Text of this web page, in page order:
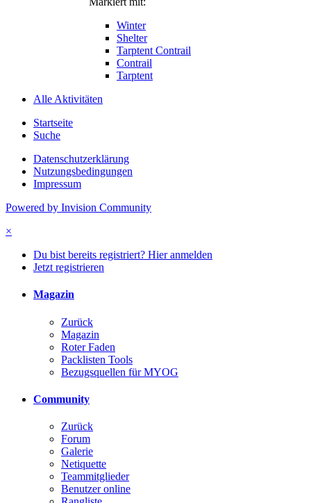
Winter
Shelter
Tarptent Contrail
Contrail
Tarptent
Alle Aktivitäten
Startseite
Suche
Datenschutzerklärung
Nutzungsbedingungen
Impressum
Powered by Invision Community
×
Du bist bereits registriert? Hier anmelden
Jetzt registrieren
Magazin
Zurück
Magazin
Roter Faden
Packlisten Tools
Bezugsquellen für MYOG
Community
Zurück
Forum
Galerie
Netiquette
Teammitglieder
Benutzer online